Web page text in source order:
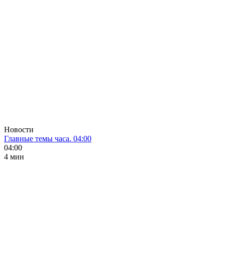
Новости
Главные темы часа. 04:00
04:00
4 мин